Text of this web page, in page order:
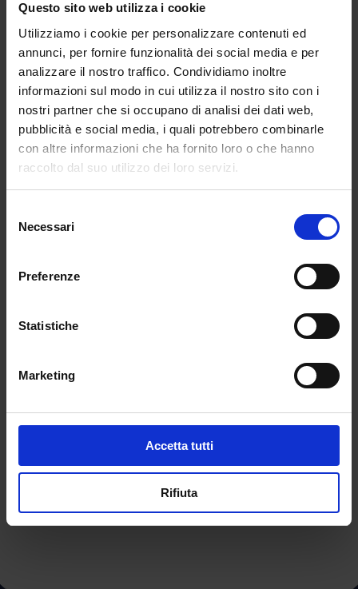
Questo sito web utilizza i cookie
Utilizziamo i cookie per personalizzare contenuti ed
annunci, per fornire funzionalità dei social media e per
analizzare il nostro traffico. Condividiamo inoltre
informazioni sul modo in cui utilizza il nostro sito con i
nostri partner che si occupano di analisi dei dati web,
pubblicità e social media, i quali potrebbero combinarle
con altre informazioni che ha fornito loro o che hanno
raccolto dal suo utilizzo dei loro servizi.
delNecessari
Preferenze
Statistiche
Marketing
Accetta tutti
Rifiuta
all’esito dell’acquisizione delle iscrizioni,
dovesse risultare che il numero degli alunni sia
inferiore a quello previsto, mentre in presenza
di docenti di potenziamento in numero utile a
coprire l’intero orario delle lezioni, i dirigenti
potranno sdoppiare la classe numerosa
assegnando la metà degli alunni agli insegnanti
«curriculari» e l’altra metà ai docenti di
potenziamento. (…). Nelle scuole primaria
l’orario ordinario delle lezioni resta fissato a 27
fronte di richieste sufficienti a costituire
la riduzione a 24 ore. Nelle secondarie di I
anche fino a 40. Confermati anche gli orari
continuità didattica anche cattedre con più di
Abstract articolo di Marco Nobilio
←POST PRECEDENTE POST SUCCESSIVO→